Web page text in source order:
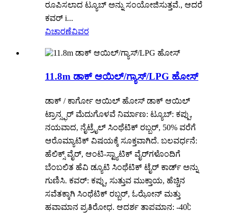
ರೂಪಿಸಲಾದ ಟ್ಯೂಬ್ ಅನ್ನು ಸಂಯೋಜಿಸುತ್ತವೆ., ಆದರೆ
ಕವರ್ i...
ವಿಚಾರಣೆವಿವರ
11.8m ಡಾಕ್ ಆಯಿಲ್/ಗ್ಯಾಸ್/LPG ಹೋಸ್
ಡಾಕ್ / ಕಾರ್ಗೋ ಆಯಿಲ್ ಹೋಸ್ ಡಾಕ್ ಆಯಿಲ್
ಟ್ರಾನ್ಸ್ಫರ್ ಮೆದುಗೊಳವೆ ನಿರ್ಮಾಣ: ಟ್ಯೂಬ್: ಕಪ್ಪು,
ನಯವಾದ, ನೈಟ್ರೈಲ್ ಸಿಂಥೆಟಿಕ್ ರಬ್ಬರ್, 50% ವರೆಗೆ
ಆರೊಮ್ಯಾಟಿಕ್ ವಿಷಯಕ್ಕೆ ಸೂಕ್ತವಾಗಿದೆ. ಬಲವರ್ಧನೆ:
ಹೆಲಿಕ್ಸ್ ವೈರ್, ಆಂಟಿ-ಸ್ಟ್ಯಾಟಿಕ್ ವೈರ್‌ಗಳೊಂದಿಗೆ
ಬೆಂಬಲಿತ ಹೆವಿ ಡ್ಯೂಟಿ ಸಿಂಥೆಟಿಕ್ ಟೈರ್ ಕಾರ್ಡ್ ಅನ್ನು
ಗುಣಿಸಿ. ಕವರ್: ಕಪ್ಪು, ಸುತ್ತುವ ಮುಕ್ತಾಯ, ಹೆಚ್ಚಿನ
ಸವೆತಕ್ಕಾಗಿ ಸಿಂಥೆಟಿಕ್ ರಬ್ಬರ್, ಓಝೋನ್ ಮತ್ತು
ಹವಾಮಾನ ಪ್ರತಿರೋಧ. ಆದರ್ಶ ತಾಪಮಾನ: -40℃